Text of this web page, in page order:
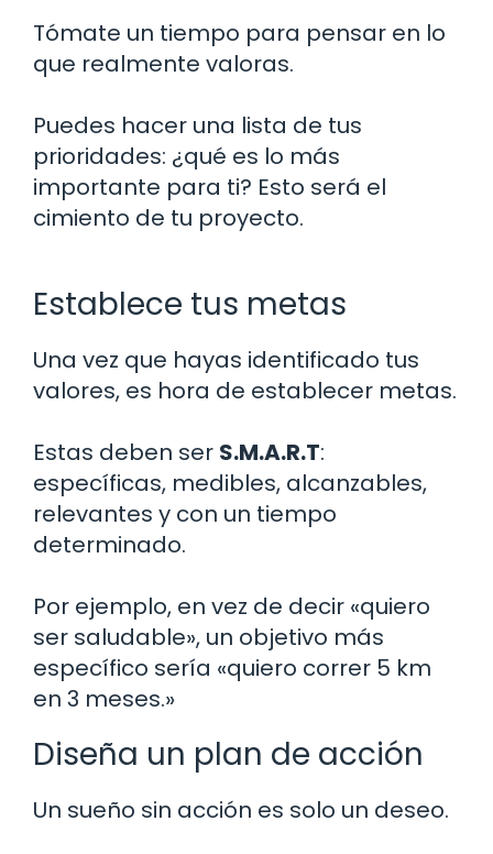
Tómate un tiempo para pensar en lo
que realmente valoras.
Puedes hacer una lista de tus
prioridades: ¿qué es lo más
importante para ti? Esto será el
cimiento de tu proyecto.
Establece tus metas
Una vez que hayas identificado tus
valores, es hora de establecer metas.
Estas deben ser S.M.A.R.T:
específicas, medibles, alcanzables,
relevantes y con un tiempo
determinado.
Por ejemplo, en vez de decir «quiero
ser saludable», un objetivo más
específico sería «quiero correr 5 km
en 3 meses.»
Diseña un plan de acción
Un sueño sin acción es solo un deseo.